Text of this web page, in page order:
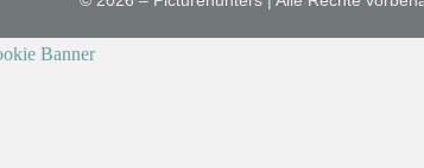
Banner